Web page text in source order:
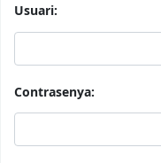
Usuari:
Contrasenya: